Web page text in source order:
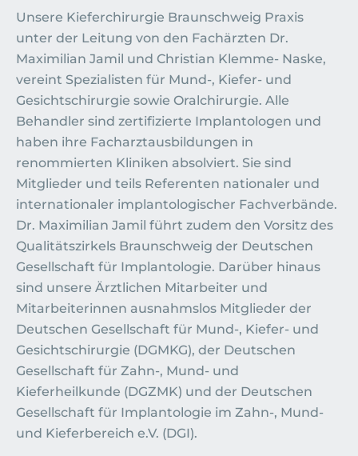
Unsere Kieferchirurgie Braunschweig Praxis
unter der Leitung von den Fachärzten Dr.
Maximilian Jamil und Christian Klemme- Naske,
vereint Spezialisten für Mund-, Kiefer- und
Gesichtschirurgie sowie Oralchirurgie. Alle
Behandler sind zertifizierte Implantologen und
haben ihre Facharztausbildungen in
renommierten Kliniken absolviert. Sie sind
Mitglieder und teils Referenten nationaler und
internationaler implantologischer Fachverbände.
Dr. Maximilian Jamil führt zudem den Vorsitz des
Qualitätszirkels Braunschweig der Deutschen
Gesellschaft für Implantologie. Darüber hinaus
sind unsere Ärztlichen Mitarbeiter und
Mitarbeiterinnen ausnahmslos Mitglieder der
Deutschen Gesellschaft für Mund-, Kiefer- und
Gesichtschirurgie (DGMKG), der Deutschen
Gesellschaft für Zahn-, Mund- und
Kieferheilkunde (DGZMK) und der Deutschen
Gesellschaft für Implantologie im Zahn-, Mund-
und Kieferbereich e.V. (DGI).